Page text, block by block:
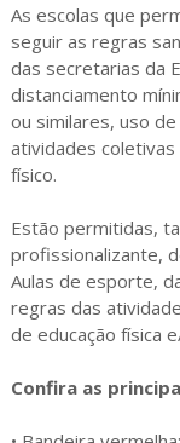
As escolas que
seguir as regras
das secretarias da
distanciamento
ou similares, uso
atividades
físico.
Estão permitidas,
profissionalizante,
Aulas de esporte,
regras das
de educação física
Confira as